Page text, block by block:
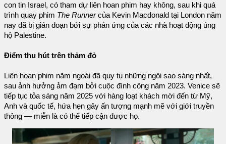
con tin Israel, có tham dự liên hoan phim hay không, sau khi quá
trình quay phim The Runnercủa Kevin Macdonald tại London năm
nay đã bị gián đoạn bởi sự phản ứng của các nhà hoạt động ủng
hộ Palestine.
Điểm thu hút trên thảm đỏ
Liên hoan phim năm ngoái đã quy tụ những ngôi sao sáng nhất,
sau ảnh hưởng ảm đạm bởi cuộc đình công năm 2023. Venice sẽ
tiếp tục tỏa sáng năm 2025 với hàng loạt khách mời đến từ Mỹ,
Anh và quốc tế, hứa hẹn gây ấn tượng mạnh mẽ với giới truyền
thông — miễn là có thể tiếp cận được họ.